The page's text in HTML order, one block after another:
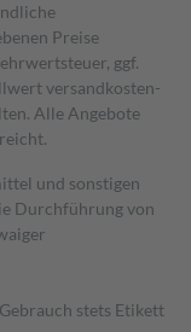
Preise
ggf.
versand­kosten­
Alle Angebote
und sonstigen
Durchführung von
stets Etikett